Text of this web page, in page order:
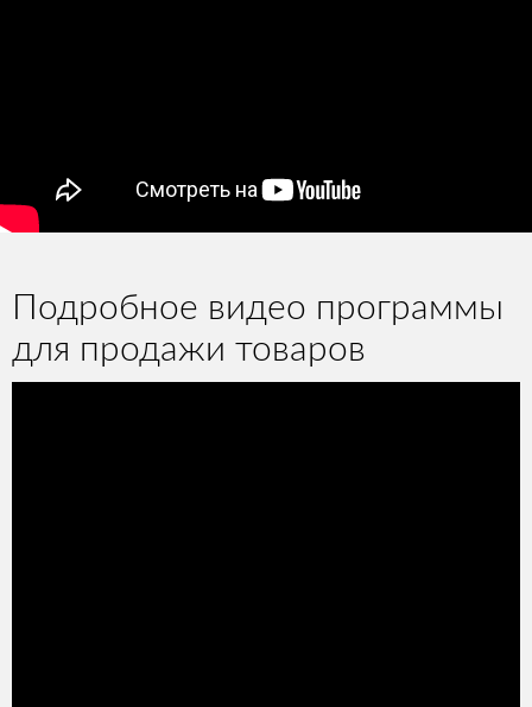
Подробное видео программы
для продажи товаров